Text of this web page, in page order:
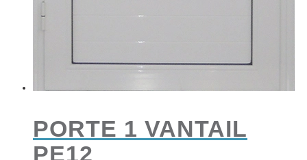
PORTE 1 VANTAIL
PE12